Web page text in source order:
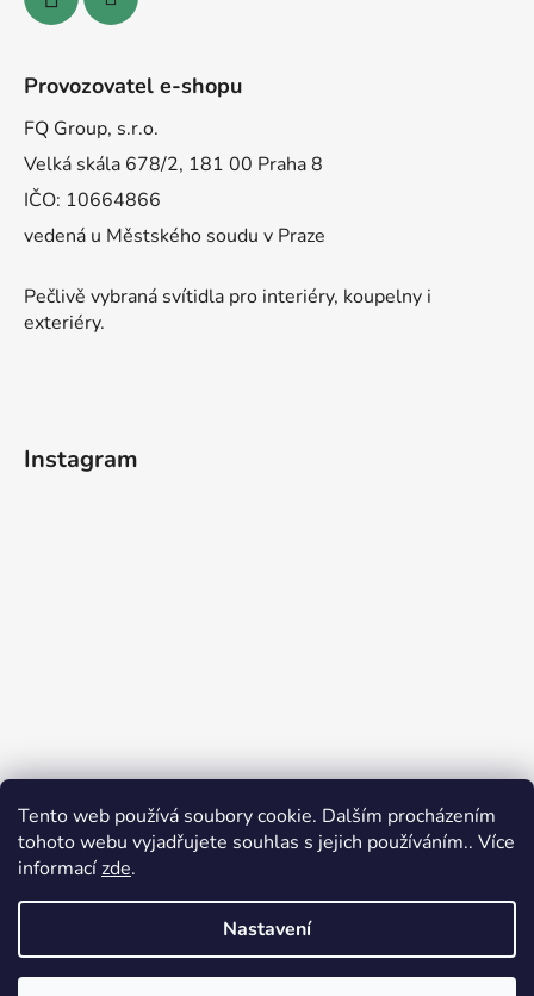
Tento web používá soubory cookie. Dalším procházením
tohoto webu vyjadřujete souhlas s jejich používáním.. Více
informacízde.
Nastavení
Provozovatel e-shopu
FQ Group, s.r.o.
Velká skála 678/2, 181 00 Praha 8
IČO: 10664866
vedená u Městského soudu v Praze
Pečlivě vybraná svítidla pro interiéry, koupelny i
exteriéry.
Instagram
Vytvořil Shoptet